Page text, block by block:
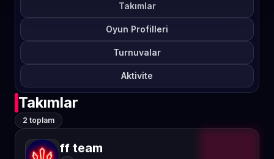
Takımlar
Oyun Profilleri
Turnuvalar
Aktivite
Takımlar
2 toplam
ff team